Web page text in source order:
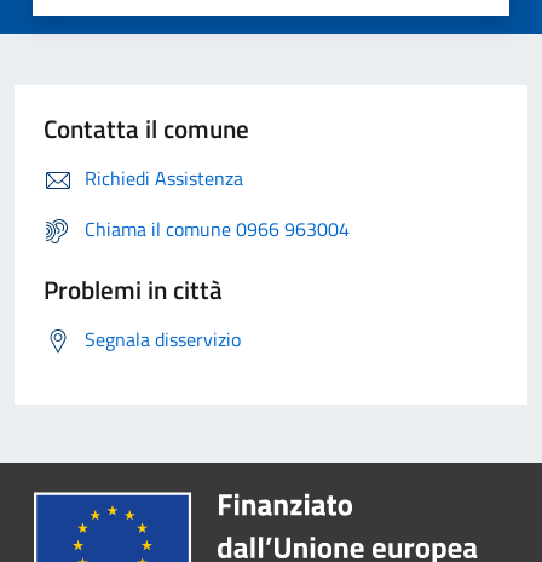
Contatta il comune
Richiedi Assistenza
Chiama il comune 0966 963004
Problemi in città
Segnala disservizio